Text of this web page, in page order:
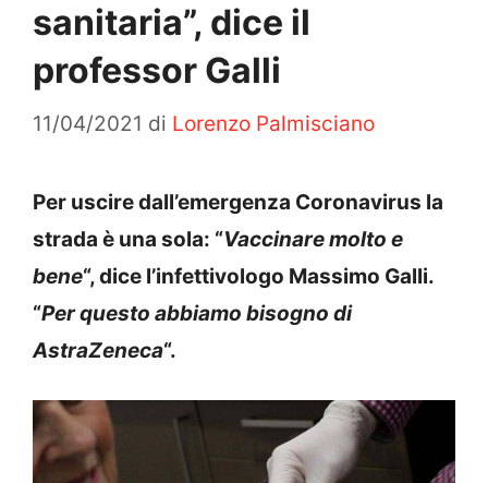
sanitaria”, dice il
professor Galli
11/04/2021 di Lorenzo Palmisciano
Per uscire dall’emergenza Coronavirus la
strada è una sola: “Vaccinare molto e
bene“, dice l’infettivologo Massimo Galli.
“Per questo abbiamo bisogno di
AstraZeneca“.